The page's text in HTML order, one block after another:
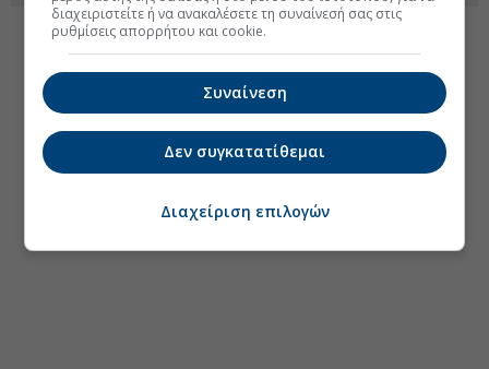
διαχειριστείτε ή να ανακαλέσετε τη συναίνεσή σας στις
ρυθμίσεις απορρήτου και cookie.
Συναίνεση
Δεν συγκατατίθεμαι
Διαχείριση επιλογών